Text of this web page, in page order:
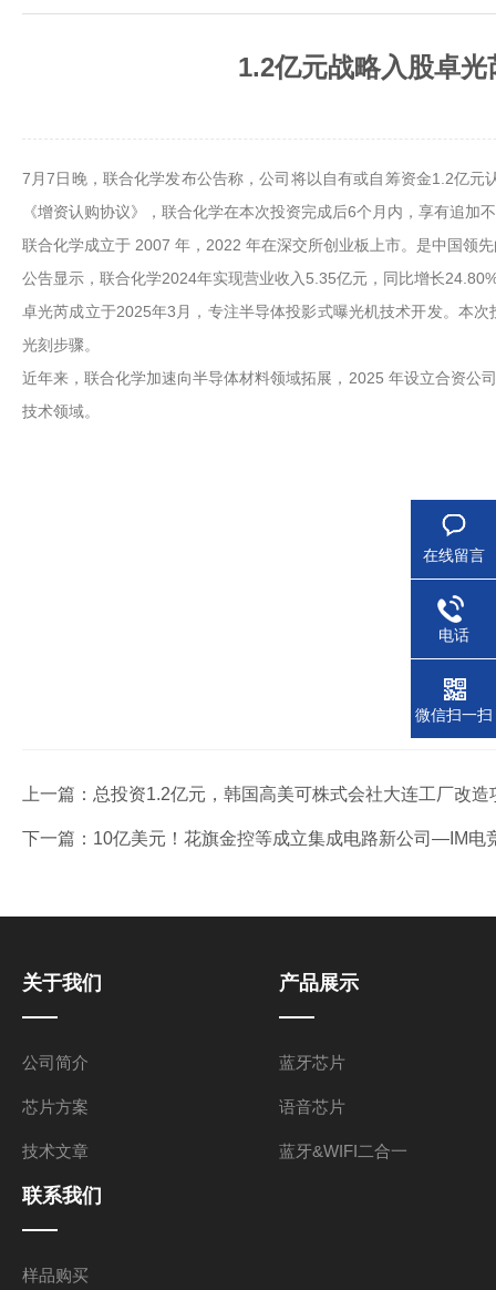
1.2亿元战略入股卓
7月7日晚，联合化学发布公告称，公司将以自有或自筹资金1.2亿
《增资认购协议》，联合化学在本次投资完成后6个月内，享有追加
联合化学成立于 2007 年，2022 年在深交所创业板上市。是中国领
公告显示，联合化学2024年实现营业收入5.35亿元，同比增长
卓光芮成立于2025年3月，专注半导体投影式曝光机技术开发。本
光刻步骤。
近年来，联合化学加速向半导体材料领域拓展，2025 年设立合资公
技术领域。
上一篇： 总投资1.2亿元，韩国高美可株式会社大连工厂改
下一篇： 10亿美元！花旗金控等成立集成电路新公司—IM电
关于我们
公司简介
芯片方案
技术文章
产品展示
蓝牙芯片
语音芯片
蓝牙&WIFI二合一
联系我们
样品购买
在线留言
电话
微信扫一扫